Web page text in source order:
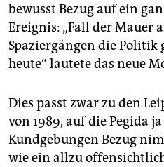
bewusst Bezug auf ein
Ereignis: „Fall der Mauer
Spaziergängen die Politik
heute“ lautete das neue
Dies passt zwar zu den
von 1989, auf die Pegida
Kundgebungen Bezug
wie ein allzu